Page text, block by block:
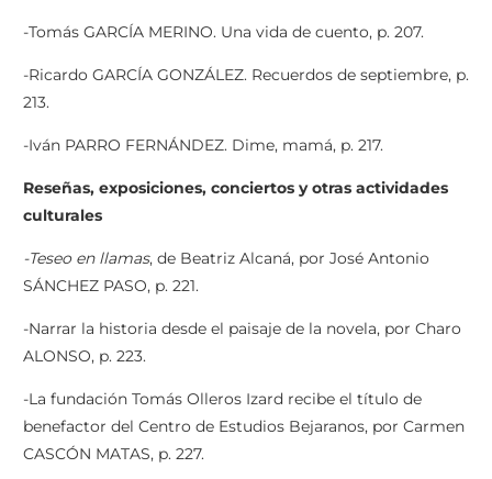
-Tomás GARCÍA MERINO. Una vida de cuento, p. 207.
-Ricardo GARCÍA GONZÁLEZ. Recuerdos de septiembre, p.
213.
-Iván PARRO FERNÁNDEZ. Dime, mamá, p. 217.
Reseñas, exposiciones, conciertos y otras actividades
culturales
-Teseo en llamas, de Beatriz Alcaná, por José Antonio
SÁNCHEZ PASO, p. 221.
-Narrar la historia desde el paisaje de la novela, por Charo
ALONSO, p. 223.
-La fundación Tomás Olleros Izard recibe el título de
benefactor del Centro de Estudios Bejaranos, por Carmen
CASCÓN MATAS, p. 227.